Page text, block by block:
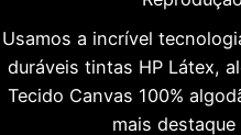
Usamos a incrível
duráveis tintas HP Látex,
Tecido Canvas 100%
mais